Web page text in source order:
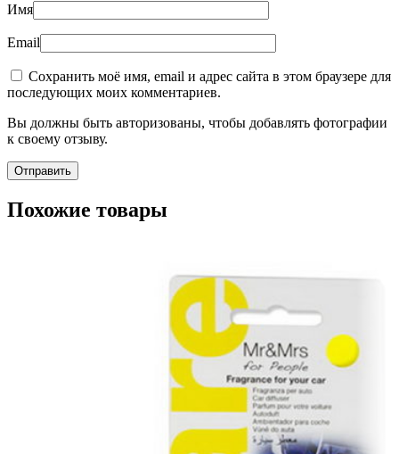
Имя
Email
Сохранить моё имя, email и адрес сайта в этом браузере для
последующих моих комментариев.
Вы должны быть авторизованы, чтобы добавлять фотографии
к своему отзыву.
Похожие товары